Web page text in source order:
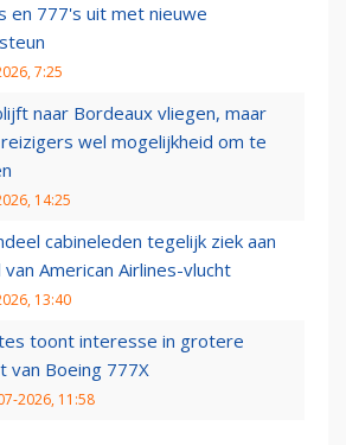
en 777's uit met nieuwe
7:25
naar Bordeaux vliegen, maar
wel mogelijkheid om te
14:25
cabineleden tegelijk ziek aan
American Airlines-vlucht
13:40
toont interesse in grotere
van Boeing 777X
2026, 11:58